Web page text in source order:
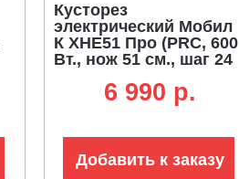
Кусторез
электрический Мобил
К XHE51 Про (PRC, 600
Вт., нож 51 см., шаг 24
рукоятка, 3,6 кг.)
6 990 p.
Добавить к заказу